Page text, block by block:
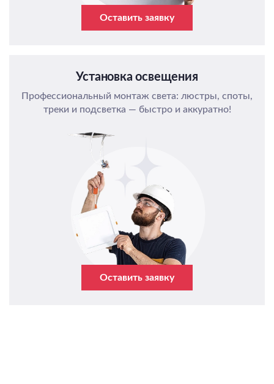
Оставить заявку
Установка освещения
Профессиональный монтаж света: люстры, споты,
треки и подсветка — быстро и аккуратно!
Оставить заявку